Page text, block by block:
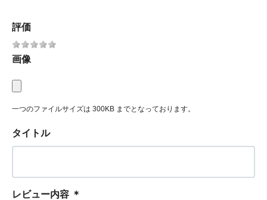
評価
画像
一つのファイルサイズは 300KB までとなっております。
タイトル
レビュー内容 ＊